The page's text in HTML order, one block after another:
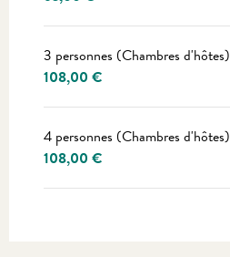
3 personnes (Chambres d'hôtes)
108,00 €
4 personnes (Chambres d'hôtes)
108,00 €